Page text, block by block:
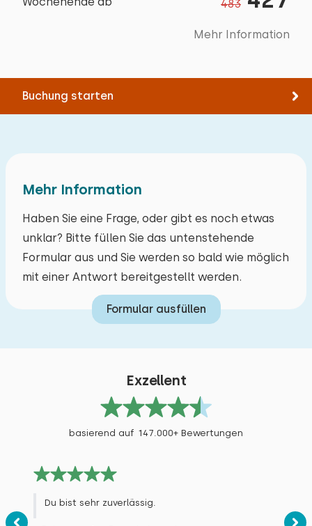
483
Mehr Information
Buchung starten
Mehr Information
Haben Sie eine Frage, oder gibt es noch etwas
unklar? Bitte füllen Sie das untenstehende
Formular aus und Sie werden so bald wie möglich
mit einer Antwort bereitgestellt werden.
Formular ausfüllen
Fliegengitter haben. 4. Das Ferienhaus lag
neben dem Recyclinghof, den wir oft riechen
Alle Bewertungen
Exzellent
basierend auf 147.000+ Bewertungen
Du bist sehr zuverlässig.